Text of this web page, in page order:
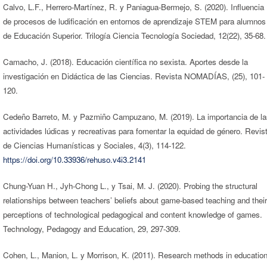
Calvo, L.F., Herrero-Martínez, R. y Paniagua-Bermejo, S. (2020). Influencia
de procesos de ludificación en entornos de aprendizaje STEM para alumnos
de Educación Superior. Trilogía Ciencia Tecnología Sociedad, 12(22), 35-68.
Camacho, J. (2018). Educación científica no sexista. Aportes desde la
investigación en Didáctica de las Ciencias. Revista NOMADÍAS, (25), 101-
120.
Cedeño Barreto, M. y Pazmiño Campuzano, M. (2019). La importancia de
actividades lúdicas y recreativas para fomentar la equidad de género.
de Ciencias Humanísticas y Sociales, 4(3), 114-122.
https://doi.org/10.33936/rehuso.v4i3.2141
Chung-Yuan H., Jyh-Chong L., y Tsai, M. J. (2020). Probing the structural
relationships between teachers’ beliefs about game-based teaching and their
perceptions of technological pedagogical and content knowledge of games.
Technology, Pedagogy and Education, 29, 297-309.
Cohen, L., Manion, L. y Morrison, K. (2011). Research methods in